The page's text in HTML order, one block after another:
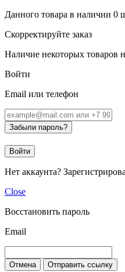
Данного товара в наличии 0
Скорректируйте заказ
Наличие некоторых товаров
Войти
Email или телефон
Забыли пароль?
Войти
Нет аккаунта?
Close
Восстановить пароль
Email
Отмена Отправить ссылку